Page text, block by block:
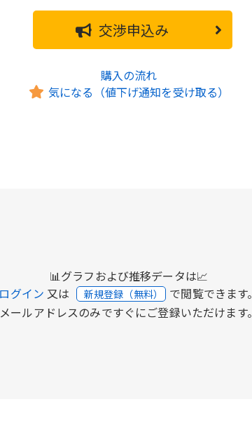
交渉申込み
購入の流れ
気になる（値下げ通知を受け取る）
📊グラフおよび推移データは📈
ログイン 又は 新規登録（無料） で閲覧できます。
メールアドレスのみですぐにご登録いただけます。